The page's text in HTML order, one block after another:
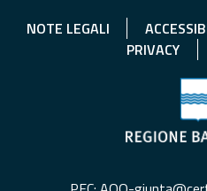
NOTE LEGALI
PRIVACY